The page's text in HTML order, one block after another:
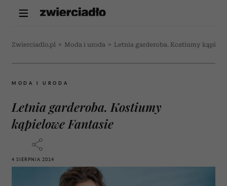
Zwierciadlo.pl > Moda i uroda > Letnia garderoba. Kostiumy
MODA I URODA
Letnia garderoba. Kostiumy
kąpielowe Fantasie
4 SIERPNIA 2014